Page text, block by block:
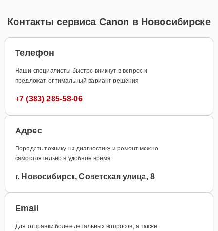
Контакты сервиса Canon в Новосибирске
Телефон
Наши специалисты быстро вникнут в вопрос и
предложат оптимальный вариант решения
+7 (383) 285-58-06
Адрес
Передать технику на диагностику и ремонт можно
самостоятельно в удобное время
г. Новосибирск, Советская улица, 8
Email
Для отправки более детальных вопросов, а также